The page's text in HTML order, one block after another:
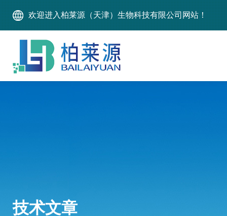
欢迎进入柏莱源（天津）生物科技有限公司网站！
技术文章